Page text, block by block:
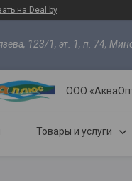
на Deal.by
123/1, эт. 1, п. 74,
ООО
Товары и услуги